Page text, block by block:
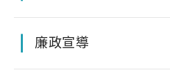
廉政宣導